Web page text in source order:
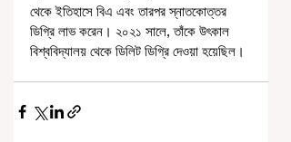
থেকে ইতিহাসে বিএ এবং তারপর স্নাতকোত্তর
ডিগ্রি লাভ করেন। ২০২১ সালে, তাঁকে উৎকাল
বিশ্ববিদ্যালয় থেকে ডিলিট ডিগ্রি দেওয়া হয়েছিল।